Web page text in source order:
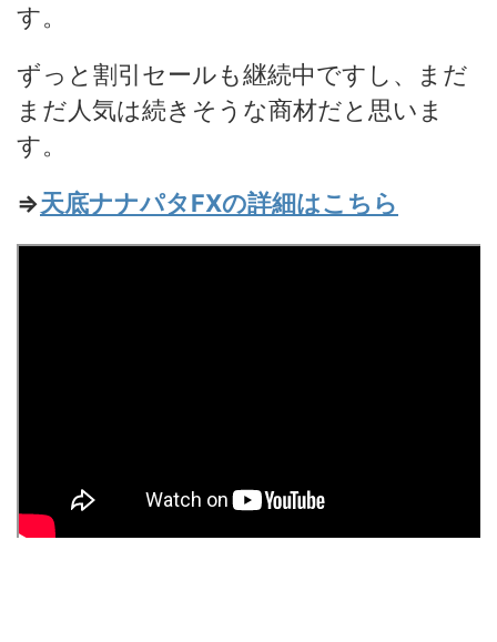
す。
ずっと割引セールも継続中ですし、まだ
まだ人気は続きそうな商材だと思いま
す。
⇒天底ナナパタFXの詳細はこちら